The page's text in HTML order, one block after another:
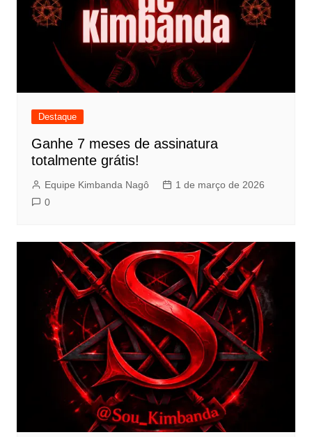
Destaque
Ganhe 7 meses de assinatura
totalmente grátis!
Equipe Kimbanda Nagô
1 de março de 2026
0